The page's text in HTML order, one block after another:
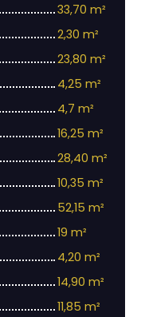
33,70 m²
2,30 m²
23,80 m²
4,25 m²
4,7 m²
16,25 m²
28,40 m²
10,35 m²
52,15 m²
19 m²
4,20 m²
14,90 m²
11,85 m²